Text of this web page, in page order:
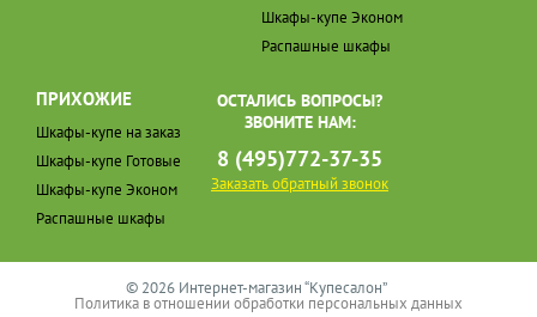
Шкафы-купе Эконом
Распашные шкафы
ПРИХОЖИЕ
Шкафы-купе на заказ
Шкафы-купе Готовые
Шкафы-купе Эконом
Распашные шкафы
ОСТАЛИСЬ ВОПРОСЫ?
ЗВОНИТЕ НАМ:
8 (495)772-37-35
Заказать обратный звонок
© 2026 Интернет-магазин “Купесалон”
Политика в отношении обработки персональных данных